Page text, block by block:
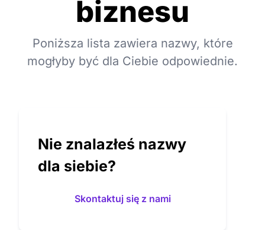
biznesu
Poniższa lista zawiera nazwy, które
mogłyby być dla Ciebie odpowiednie.
Nie znalazłeś nazwy
dla siebie?
Skontaktuj się z nami